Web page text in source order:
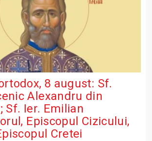
8 august: Sf.
Alexandru din
Sf. Ier. Emilian
Episcopul Cizicului,
Cretei